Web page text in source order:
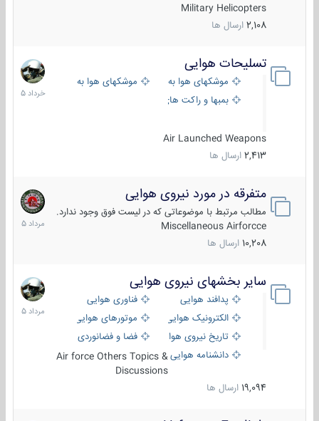
Military Helicopters
2,108 ارسال ها
تسلیحات هوایی
موشکهای هوا به هوا
موشکهای هوا به سطح
بمبها و راکت های هوایی
Air Launched Weapons
2,413 ارسال ها
30
خرداد
1405
متفرقه در مورد نیروی هوایی
مطالب مرتبط با موضوعاتی که در لیست فوق وجود ندارد.
Miscellaneous Airforcce
10,208 ارسال ها
7
مرداد
1405
سایر بخشهای نیروی هوایی
پدافند هوایی
فناوری هوایی
الکترونیک هوایی
موتورهای هوایی
تاریخ نیروی هوایی
فضا و فضانوردی
دانشنامه هواییAir force Others Topics &
Discussions
19,094 ارسال ها
2
مرداد
1405